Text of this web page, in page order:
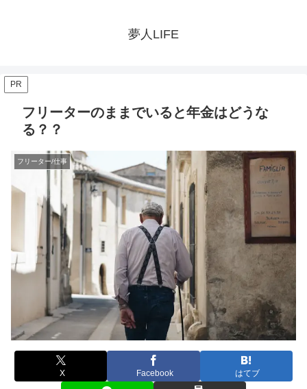
夢人LIFE
PR
フリーターのままでいると年金はどうな
る？？
フリーター/仕事
X Facebook はてブ